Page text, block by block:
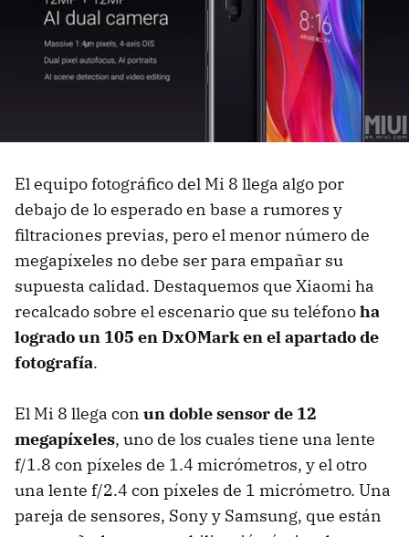
El equipo fotográfico del Mi 8 llega algo por
debajo de lo esperado en base a rumores y
filtraciones previas, pero el menor número de
megapíxeles no debe ser para empañar su
supuesta calidad. Destaquemos que Xiaomi ha
recalcado sobre el escenario que su teléfonoha
logrado un 105 en DxOMark en el apartado de
fotografía.
El Mi 8 llega con un doble sensor de 12
megapíxeles, uno de los cuales tiene una lente
f/1.8 con píxeles de 1.4 micrómetros, y el otro
una lente f/2.4 con píxeles de 1 micrómetro. Una
pareja de sensores, Sony y Samsung, que están